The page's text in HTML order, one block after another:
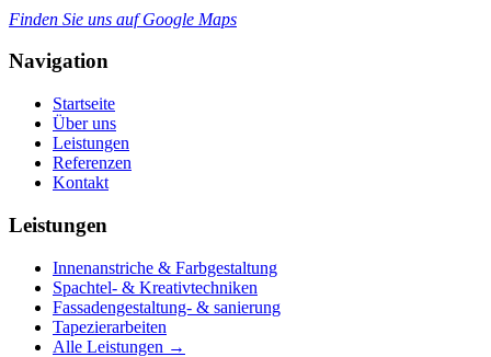
Finden Sie uns auf Google Maps
Navigation
Startseite
Über uns
Leistungen
Referenzen
Kontakt
Leistungen
Innenanstriche & Farbgestaltung
Spachtel- & Kreativtechniken
Fassadengestaltung- & sanierung
Tapezierarbeiten
Alle Leistungen →